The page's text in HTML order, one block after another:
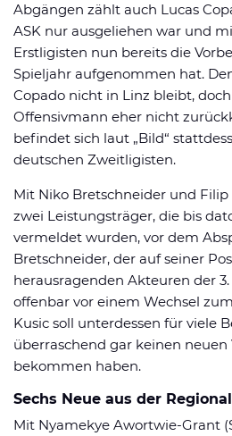
Abgängen zählt auch Lucas
ASK nur ausgeliehen war und
Erstligisten nun bereits die
Spieljahr aufgenommen hat.
Copado nicht in Linz bleibt,
Offensivmann eher nicht
befindet sich laut „Bild“
deutschen Zweitligisten.
Mit Niko Bretschneider und
zwei Leistungsträger, die bis
vermeldet wurden, vor dem
Bretschneider, der auf seiner
herausragenden Akteuren der
offenbar vor einem Wechsel
Kusic soll unterdessen für viele
überraschend gar keinen
bekommen haben.
Sechs Neue aus der
Mit Nyamekye Awortwie-Grant